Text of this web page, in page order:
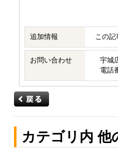
追加情報 この記
お問い合わせ
宇城
電話
カテゴリ内 他